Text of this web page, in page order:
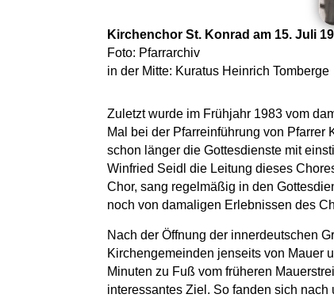
Kirchenchor St. Konrad am 15. Juli
Foto: Pfarrarchiv
in der Mitte: Kuratus Heinrich Tomberge
Zuletzt wurde im Frühjahr 1983 vom
Mal bei der Pfarreinführung von
schon länger die Gottesdienste mit
Winfried Seidl die Leitung dieses
Chor, sang regelmäßig in den
noch von damaligen Erlebnissen des
Nach der Öffnung der innerdeutschen
Kirchengemeinden jenseits von Mauer
Minuten zu Fuß vom früheren
interessantes Ziel. So fanden sich